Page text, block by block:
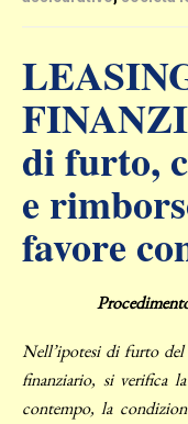
di furto,
e
favore
Nell’ipotesi di furto
finanziario, si verifica
contempo, la